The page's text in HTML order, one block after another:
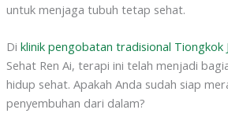
untuk menjaga tubuh tetap sehat.
Di klinik pengobatan tradisional Tiongkok
Sehat Ren Ai, terapi ini telah menjadi
hidup sehat. Apakah Anda sudah siap
penyembuhan dari dalam?